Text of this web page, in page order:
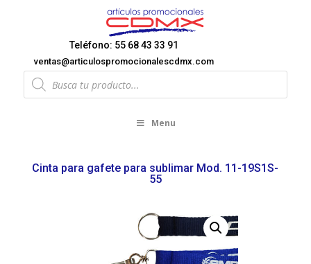
Teléfono: 55 68 43 33 91
ventas@articulospromocionalescdmx.com
Products
search
Menu
Cinta para gafete para sublimar Mod. 11-19S1S-
55